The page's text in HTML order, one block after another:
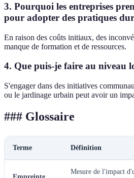
3. Pourquoi les entreprises
pour adopter des pratiques
En raison des coûts initiaux, des
manque de formation et de ressources.
4. Que puis-je faire au niveau
S'engager dans des initiatives
ou le jardinage urbain peut avoir un
### Glossaire
Terme Définition
Mesure de l'impact